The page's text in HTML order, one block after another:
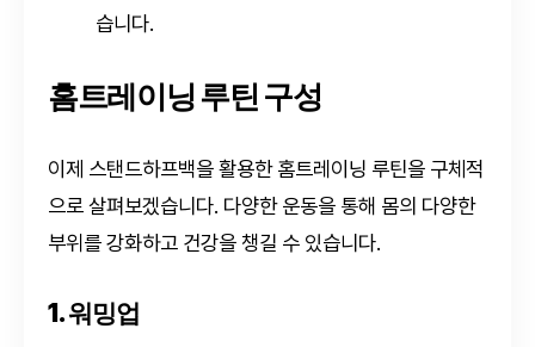
습니다.
홈트레이닝 루틴 구성
이제 스탠드하프백을 활용한 홈트레이닝 루틴을 구체적
으로 살펴보겠습니다. 다양한 운동을 통해 몸의 다양한
부위를 강화하고 건강을 챙길 수 있습니다.
1. 워밍업